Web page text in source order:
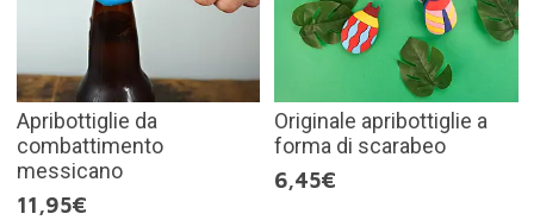
Apribottiglie da
combattimento
messicano
11,95€
Originale apribottiglie a
forma di scarabeo
6,45€